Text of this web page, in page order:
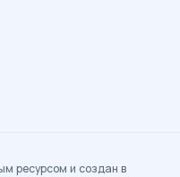
ресурсом и создан в